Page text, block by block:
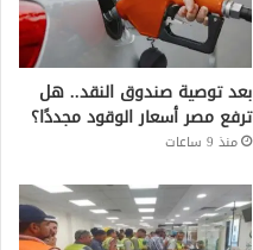
بعد توصية صندوق النقد.. هل
ترفع مصر أسعار الوقود مجددًا؟
منذ 9 ساعات